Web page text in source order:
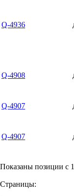
Q-4936
Q-4908
Q-4907
Q-4907
Показаны позиции с
Страницы: